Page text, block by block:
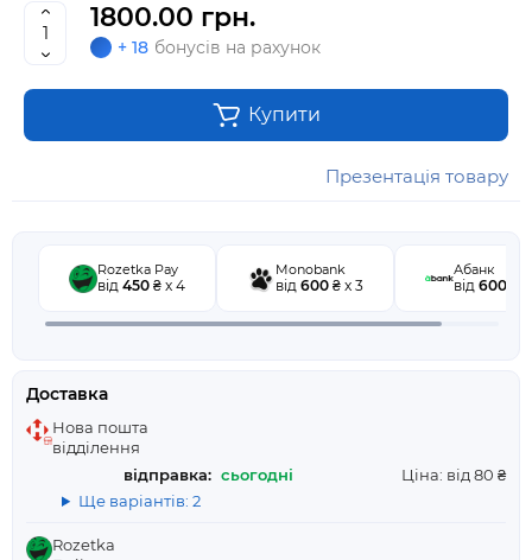
1800.00 грн.
+ 18 бонусів на рахунок
Купити
Презентація товару
Rozetka Pay
від 450 ₴ x 4
Monobank
від 600 ₴ x 3
Абанк
від 600
Доставка
Нова пошта
відділення
відправка: сьогодні
Ціна: від 80 ₴
Ще варіантів: 2
Rozetka